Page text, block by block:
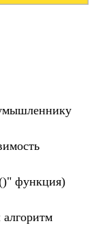
функция)